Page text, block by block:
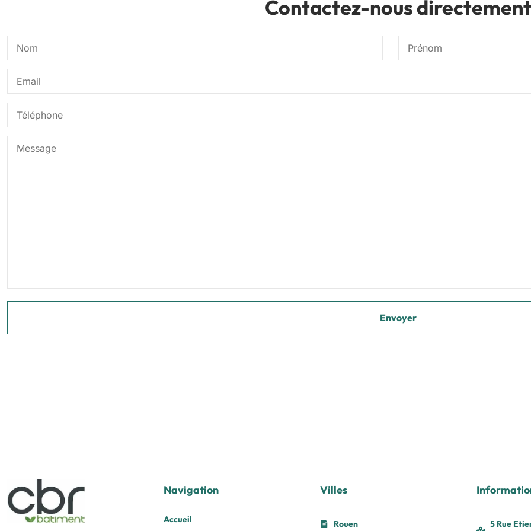
Contactez-nous directement
Navigation
Accueil
Villes
Rouen
5 Rue